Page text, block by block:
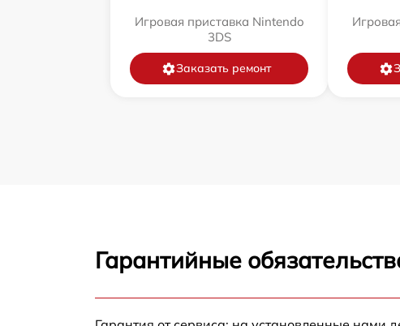
Игровая приставка Nintendo
3DS
Заказать ремонт
Гарантийные